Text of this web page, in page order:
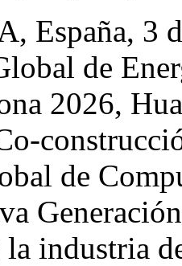
España, 3
de
2026,
de
industria